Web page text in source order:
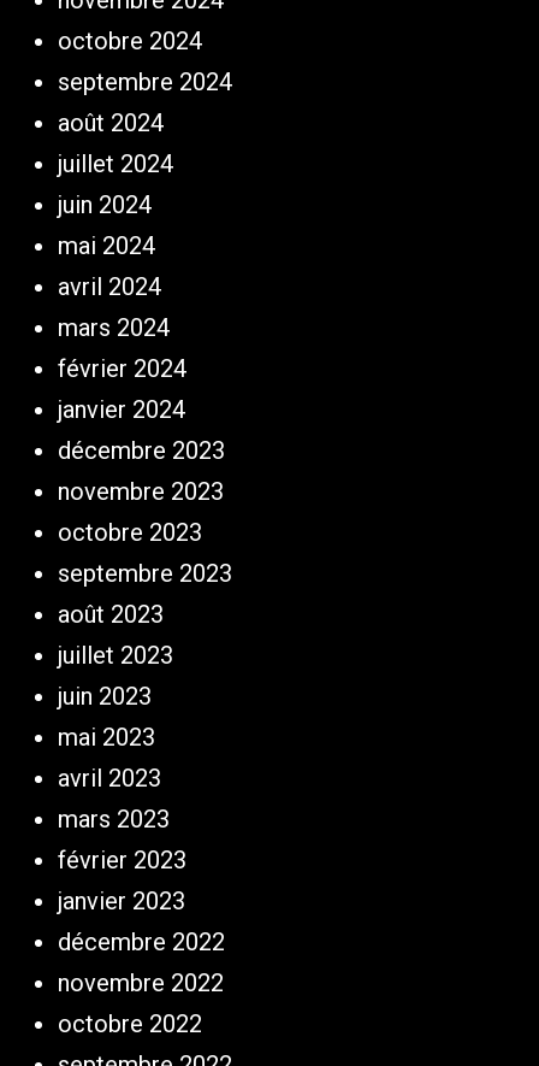
octobre 2024
septembre 2024
août 2024
juillet 2024
juin 2024
mai 2024
avril 2024
mars 2024
février 2024
janvier 2024
décembre 2023
novembre 2023
octobre 2023
septembre 2023
août 2023
juillet 2023
juin 2023
mai 2023
avril 2023
mars 2023
février 2023
janvier 2023
décembre 2022
novembre 2022
octobre 2022